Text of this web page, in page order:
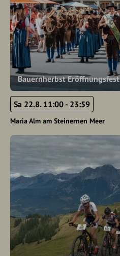
Bauernherbst Eröffnungsfest
Sa 22.8. 11:00 - 23:59
Maria Alm am Steinernen Meer